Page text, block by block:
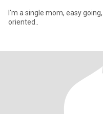
I'm a single mom, easy
oriented..